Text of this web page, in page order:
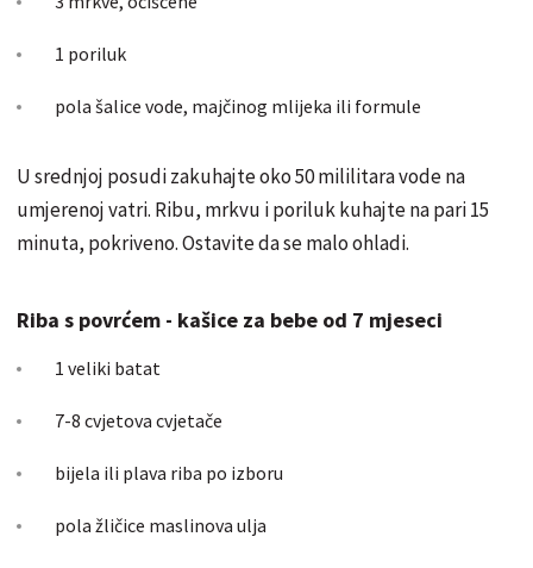
1 poriluk
pola šalice vode, majčinog mlijeka ili formule
U srednjoj posudi zakuhajte oko 50 mililitara vode na
umjerenoj vatri. Ribu, mrkvu i poriluk kuhajte na pari 15
minuta, pokriveno. Ostavite da se malo ohladi.
Riba s povrćem - kašice za bebe od 7 mjeseci
1 veliki batat
7-8 cvjetova cvjetače
bijela ili plava riba po izboru
pola žličice maslinova ulja